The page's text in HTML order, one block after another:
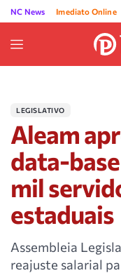
NC News Imediato Online
LEGISLATIVO
Aleam
data-
mil
estaduais
Assembleia
reajuste salarial